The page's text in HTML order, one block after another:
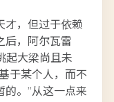
才，但过于依赖
后，阿尔瓦雷
起大梁尚且未
于某个人，而不
。”从这一点来